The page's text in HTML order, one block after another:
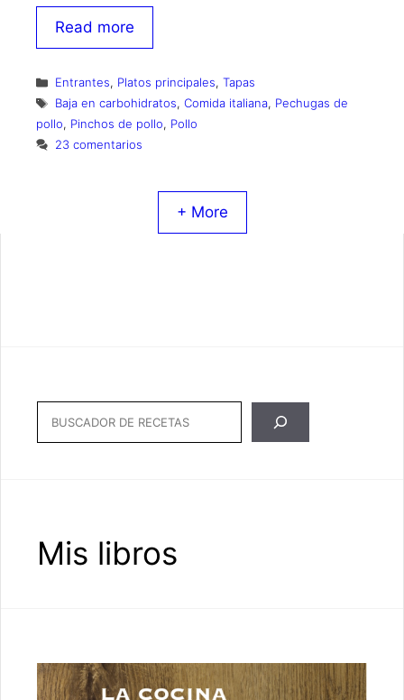
Read more
Categorías
Entrantes, Platos principales, Tapas
Etiquetas
Baja en carbohidratos, Comida italiana, Pechugas de
pollo, Pinchos de pollo, Pollo
23 comentarios
+ More
Mis libros